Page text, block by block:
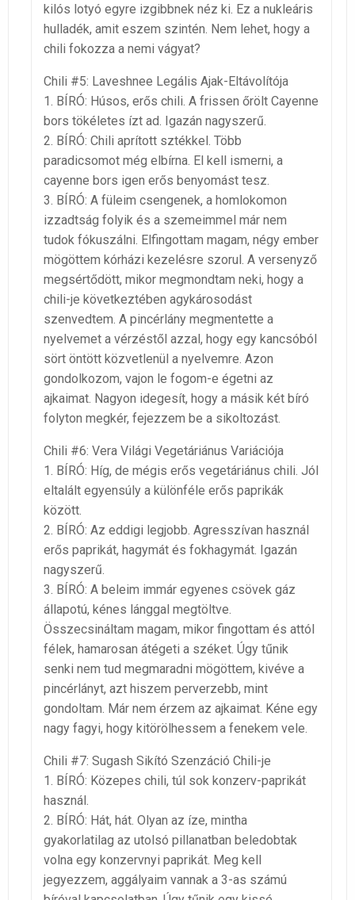
kilós lotyó egyre izgibbnek néz ki. Ez a nukleáris
hulladék, amit eszem szintén. Nem lehet, hogy a
chili fokozza a nemi vágyat?
Chili #5: Laveshnee Legális Ajak-Eltávolítója
1. BÍRÓ: Húsos, erős chili. A frissen őrölt Cayenne
bors tökéletes ízt ad. Igazán nagyszerű.
2. BÍRÓ: Chili aprított sztékkel. Több
paradicsomot még elbírna. El kell ismerni, a
cayenne bors igen erős benyomást tesz.
3. BÍRÓ: A füleim csengenek, a homlokomon
izzadtság folyik és a szemeimmel már nem
tudok fókuszálni. Elfingottam magam, négy ember
mögöttem kórházi kezelésre szorul. A versenyző
megsértődött, mikor megmondtam neki, hogy a
chili-je következtében agykárosodást
szenvedtem. A pincérlány megmentette a
nyelvemet a vérzéstől azzal, hogy egy kancsóból
sört öntött közvetlenül a nyelvemre. Azon
gondolkozom, vajon le fogom-e égetni az
ajkaimat. Nagyon idegesít, hogy a másik két bíró
folyton megkér, fejezzem be a sikoltozást.
Chili #6: Vera Világi Vegetáriánus Variációja
1. BÍRÓ: Híg, de mégis erős vegetáriánus chili. Jól
eltalált egyensúly a különféle erős paprikák
között.
2. BÍRÓ: Az eddigi legjobb. Agresszívan használ
erős paprikát, hagymát és fokhagymát. Igazán
nagyszerű.
3. BÍRÓ: A beleim immár egyenes csövek gáz
állapotú, kénes lánggal megtöltve.
Összecsináltam magam, mikor fingottam és attól
félek, hamarosan átégeti a széket. Úgy tűnik
senki nem tud megmaradni mögöttem, kivéve a
pincérlányt, azt hiszem perverzebb, mint
gondoltam. Már nem érzem az ajkaimat. Kéne egy
nagy fagyi, hogy kitörölhessem a fenekem vele.
Chili #7: Sugash Sikító Szenzáció Chili-je
1. BÍRÓ: Közepes chili, túl sok konzerv-paprikát
használ.
2. BÍRÓ: Hát, hát. Olyan az íze, mintha
gyakorlatilag az utolsó pillanatban beledobtak
volna egy konzervnyi paprikát. Meg kell
jegyezzem, aggályaim vannak a 3-as számú